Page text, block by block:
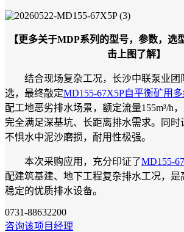
【更多关于MDP系列的型号，参数，选
击上图了解】
结合现场复杂工况，长沙中联泵业团
选，最终敲定MD155-67X5P自平衡矿用
配工地恶劣排水场景，额定流量155m³/h
完全满足深基坑、长距离排水需求。同时
不惧水中泥沙磨损，耐用性极强。
本次采购应用，充分印证了MD155-
配建筑基建、地下工程复杂排水工况，是
稳定的优质排水设备。
0731-88632200
咨询该项目经理